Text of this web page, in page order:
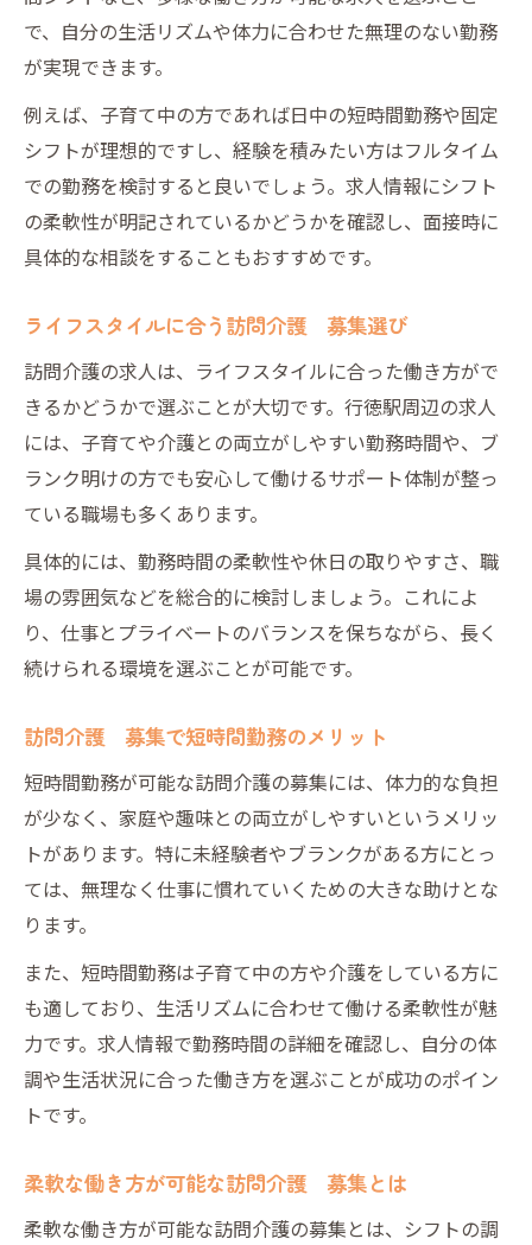
で、自分の生活リズムや体力に合わせた無理のない勤務
が実現できます。
例えば、子育て中の方であれば日中の短時間勤務や固定
シフトが理想的ですし、経験を積みたい方はフルタイム
での勤務を検討すると良いでしょう。求人情報にシフト
の柔軟性が明記されているかどうかを確認し、面接時に
具体的な相談をすることもおすすめです。
ライフスタイルに合う訪問介護 募集選び
訪問介護の求人は、ライフスタイルに合った働き方がで
きるかどうかで選ぶことが大切です。行徳駅周辺の求人
には、子育てや介護との両立がしやすい勤務時間や、ブ
ランク明けの方でも安心して働けるサポート体制が整っ
ている職場も多くあります。
具体的には、勤務時間の柔軟性や休日の取りやすさ、職
場の雰囲気などを総合的に検討しましょう。これによ
り、仕事とプライベートのバランスを保ちながら、長く
続けられる環境を選ぶことが可能です。
訪問介護 募集で短時間勤務のメリット
短時間勤務が可能な訪問介護の募集には、体力的な負担
が少なく、家庭や趣味との両立がしやすいというメリッ
トがあります。特に未経験者やブランクがある方にとっ
ては、無理なく仕事に慣れていくための大きな助けとな
ります。
また、短時間勤務は子育て中の方や介護をしている方に
も適しており、生活リズムに合わせて働ける柔軟性が魅
力です。求人情報で勤務時間の詳細を確認し、自分の体
調や生活状況に合った働き方を選ぶことが成功のポイン
トです。
柔軟な働き方が可能な訪問介護 募集とは
柔軟な働き方が可能な訪問介護の募集とは、シフトの調